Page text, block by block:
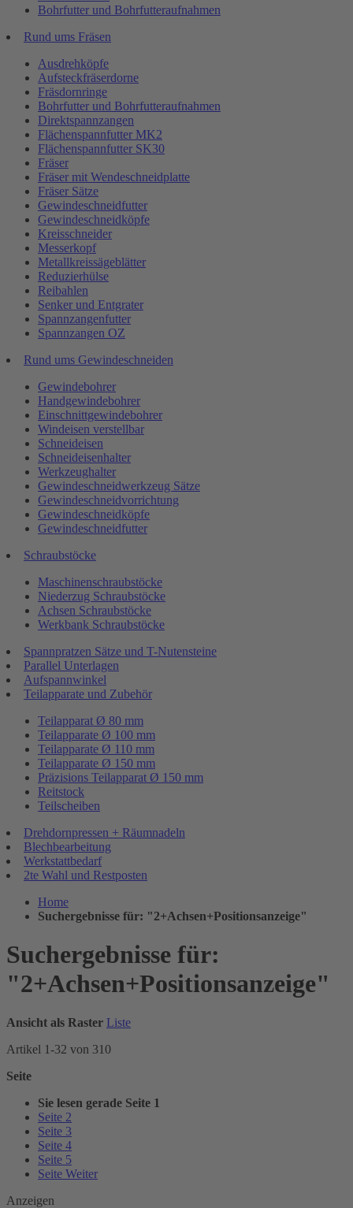
Bohrfutter und Bohrfutteraufnahmen
Rund ums Fräsen
Ausdrehköpfe
Aufsteckfräserdorne
Fräsdornringe
Bohrfutter und Bohrfutteraufnahmen
Direktspannzangen
Flächenspannfutter MK2
Flächenspannfutter SK30
Fräser
Fräser mit Wendeschneidplatte
Fräser Sätze
Gewindeschneidfutter
Gewindeschneidköpfe
Kreisschneider
Messerkopf
Metallkreissägeblätter
Reduzierhülse
Reibahlen
Senker und Entgrater
Spannzangenfutter
Spannzangen OZ
Rund ums Gewindeschneiden
Gewindebohrer
Handgewindebohrer
Einschnittgewindebohrer
Windeisen verstellbar
Schneideisen
Schneideisenhalter
Werkzeughalter
Gewindeschneidwerkzeug Sätze
Gewindeschneidvorrichtung
Gewindeschneidköpfe
Gewindeschneidfutter
Schraubstöcke
Maschinenschraubstöcke
Niederzug Schraubstöcke
Achsen Schraubstöcke
Werkbank Schraubstöcke
Spannpratzen Sätze und T-Nutensteine
Parallel Unterlagen
Aufspannwinkel
Teilapparate und Zubehör
Teilapparat Ø 80 mm
Teilapparate Ø 100 mm
Teilapparate Ø 110 mm
Teilapparate Ø 150 mm
Präzisions Teilapparat Ø 150 mm
Reitstock
Teilscheiben
Drehdornpressen + Räumnadeln
Blechbearbeitung
Werkstattbedarf
2te Wahl und Restposten
Home
Suchergebnisse für: "2+Achsen+Positionsanzeige"
Suchergebnisse für:
"2+Achsen+Positionsanzeige"
Ansicht als Raster Liste
Artikel 1-32 von 310
Seite
Sie lesen gerade Seite 1
Seite 2
Seite 3
Seite 4
Seite 5
Seite Weiter
Anzeigen